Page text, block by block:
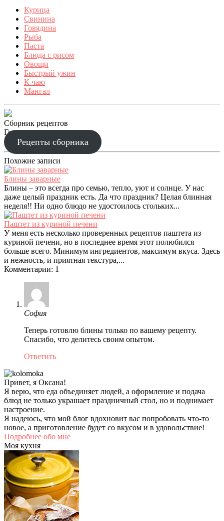
Курица
Свинина
Говядина
Рыба
Паста
Блюда с рисом
Овощи
Быстрый ужин
К чаю
Мангал
Сборник рецептов
Готовим праздник
Рецепты сборника
Похожие записи
Блины заварные
Блины – это всегда про семью, тепло, уют и солнце. У нас
даже целый праздник есть. Да что праздник? Целая блинная
неделя!! Ни одно блюдо не удостоилось стольких...
Паштет из куриной печени
У меня есть несколько проверенных рецептов паштета из
куриной печени, но в последнее время этот полюбился
больше всего. Минимум ингредиентов, максимум вкуса. Здесь
и нежность, и приятная текстура,...
Комментарии: 1
София
Теперь готовлю блины только по вашему рецепту.
Спасибо, что делитесь своим опытом.
Ответить
Привет, я Оксана!
Я верю, что еда объединяет людей, а оформление и подача
блюд не только украшает праздничный стол, но и поднимает
настроение.
Я надеюсь, что мой блог вдохновит вас попробовать что-то
новое, а приготовление будет со вкусом и в удовольствие!
Подробнее обо мне
Моя кухня